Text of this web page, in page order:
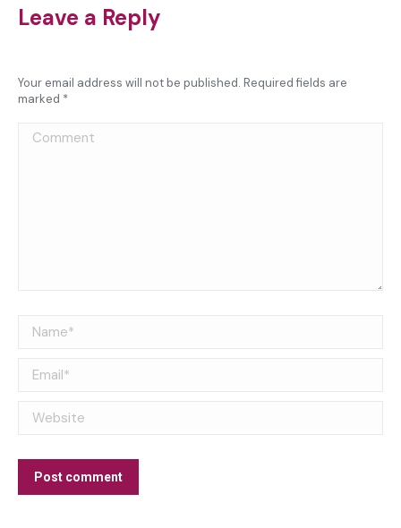
Leave a Reply
Your email address will not be published. Required fields are
marked *
Comment
Name *
Email *
Website
Post comment